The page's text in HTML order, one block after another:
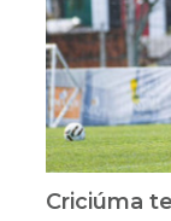
Criciúma